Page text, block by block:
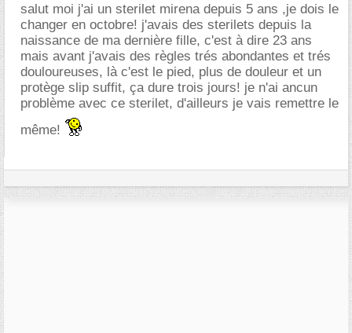
salut moi j'ai un sterilet mirena depuis 5 ans ,je dois le
changer en octobre! j'avais des sterilets depuis la
naissance de ma dernière fille, c'est à dire 23 ans
mais avant j'avais des règles trés abondantes et trés
douloureuses, là c'est le pied, plus de douleur et un
protège slip suffit, ça dure trois jours! je n'ai ancun
problème avec ce sterilet, d'ailleurs je vais remettre le
même!